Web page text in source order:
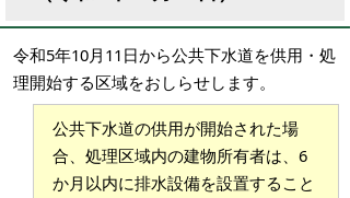
令和5年10月11日から公共下水道を供用・処
理開始する区域をおしらせします。
公共下水道の供用が開始された場
合、処理区域内の建物所有者は、6
か月以内に排水設備を設置すること